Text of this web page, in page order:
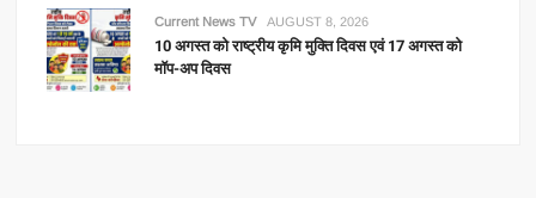
Current News TV AUGUST 8, 2026
10 अगस्त को राष्ट्रीय कृमि मुक्ति दिवस एवं 17 अगस्त को
मॉप-अप दिवस